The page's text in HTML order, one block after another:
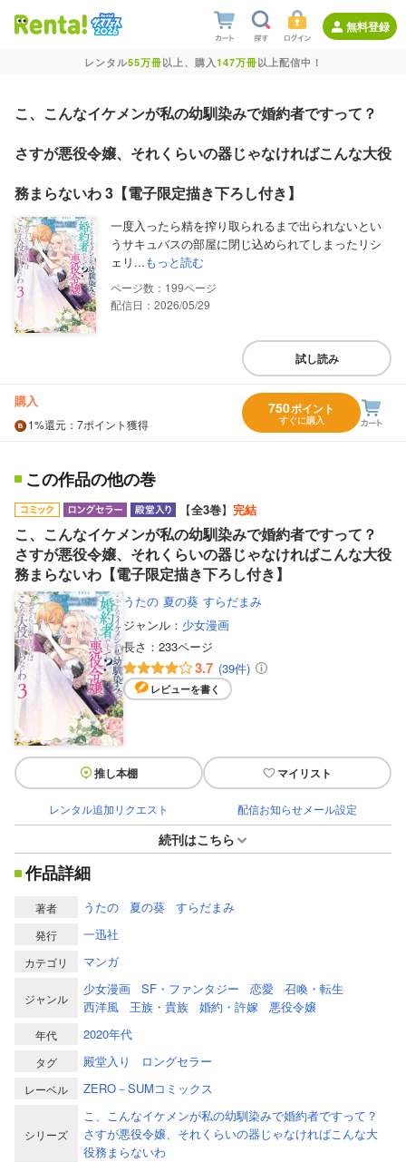
無料登録
レンタル55万冊以上、購入147万冊以上配信中！
こ、こんなイケメンが私の幼馴染みで婚約者ですって？
さすが悪役令嬢、それくらいの器じゃなければこんな大役
務まらないわ 3【電子限定描き下ろし付き】
一度入ったら精を搾り取られるまで出られないとい
うサキュバスの部屋に閉じ込められてしまったリシ
ェリ...もっと読む
199
配信日：2026/05/29
試し読み
購入
1%還元 ：7ポイント獲得
750ポイント
すぐに購入
この作品の他の巻
【全3巻】 完結
こ、こんなイケメンが私の幼馴染みで婚約者ですって？
さすが悪役令嬢、それくらいの器じゃなければこんな大役
務まらないわ【電子限定描き下ろし付き】
うたの 夏の葵 すらだまみ
ジャンル： 少女漫画
長さ： 233ページ
3.7 (39件)
レビューを書く
推し本棚 マイリスト
レンタル追加リクエスト 配信お知らせメール設定
続刊はこちら
作品詳細
著者 うたの 夏の葵 すらだまみ
発行 一迅社
カテゴリ マンガ
ジャンル
少女漫画 SF・ファンタジー 恋愛
召喚・転生
西洋風
王族・貴族 婚約・許嫁 悪役令嬢
年代 2020年代
タグ 殿堂入り ロングセラー
レーベル ZERO－SUMコミックス
シリーズ
こ、こんなイケメンが私の幼馴染みで婚約者ですって？
さすが悪役令嬢、それくらいの器じゃなければこんな大
役務まらないわ